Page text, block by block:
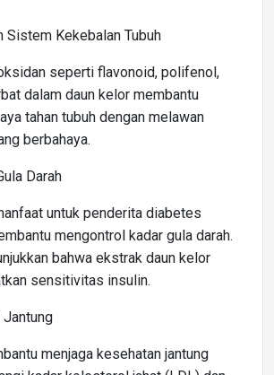
Sistem Kekebalan Tubuh
seperti flavonoid, polifenol,
dalam daun kelor membantu
tahan tubuh dengan melawan
berbahaya.
Darah
untuk penderita diabetes
mengontrol kadar gula darah.
bahwa ekstrak daun kelor
sensitivitas insulin.
Jantung
menjaga kesehatan jantung